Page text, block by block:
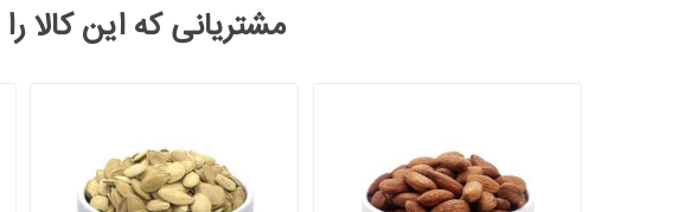
مشتریانی که این کالا